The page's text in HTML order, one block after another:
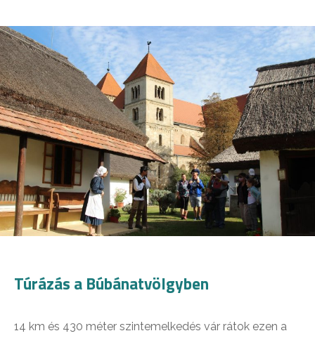
Túrázás a Búbánatvölgyben
14 km és 430 méter szintemelkedés vár rátok ezen a